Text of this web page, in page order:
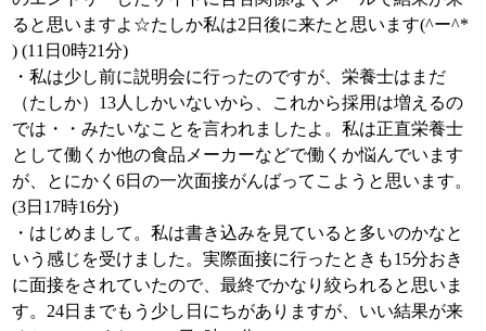
ると思いますよ☆たしか私は2日後に来たと思います(^ー^*
) (11日0時21分)
・私は少し前に説明会に行ったのですが、栄養士はまだ
（たしか）13人しかいないから、これから採用は増えるの
では・・みたいなことを言われましたよ。私は正直栄養士
として働くか他の食品メーカーなどで働くか悩んでいます
が、とにかく6日の一次面接がんばってこようと思います。
(3日17時16分)
・はじめまして。私は書き込みを見ていると多いのかなと
いう感じを受けました。実際面接に行ったときも15分おき
に面接をされていたので、最終でかなり絞られると思いま
す。24日までもう少し日にちがありますが、いい結果が来